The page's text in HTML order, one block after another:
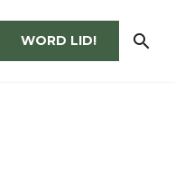
WORD LID!